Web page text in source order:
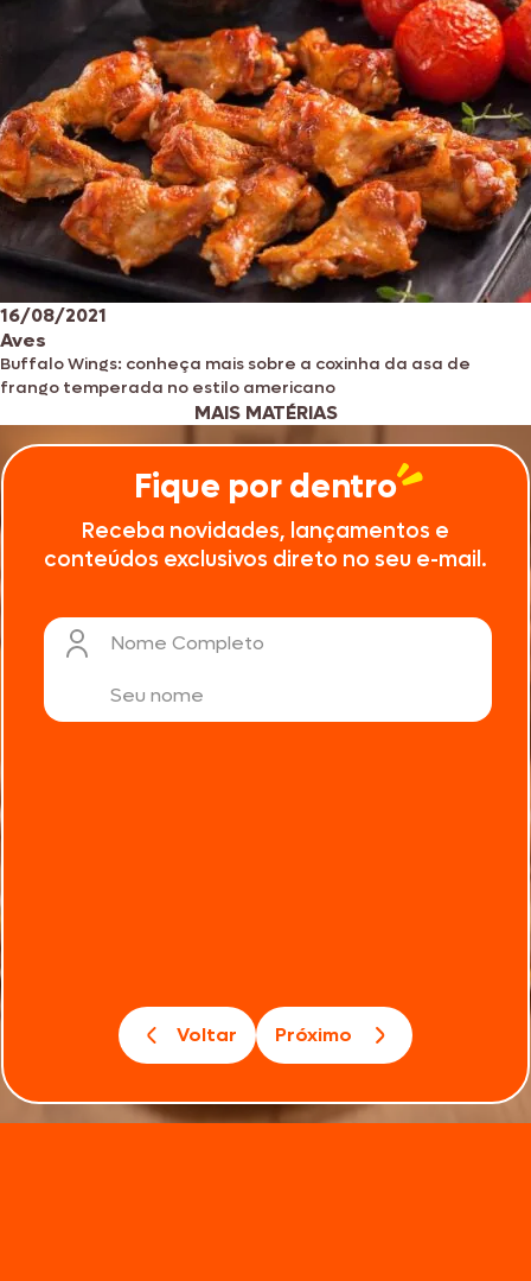
16/08/2021
Aves
Buffalo Wings: conheça mais sobre a coxinha da asa de
frango temperada no estilo americano
MAIS MATÉRIAS
Fique por dentro
Receba novidades, lançamentos e
conteúdos exclusivos direto no seu e-mail.
Nome Completo
Voltar Próximo